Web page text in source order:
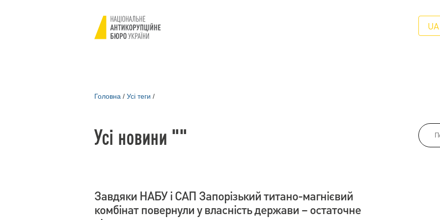
UA
Головна / Усі теги /
Усі новини ""
Завдяки НАБУ і САП Запорізький титано-магнієвий
комбінат повернули у власність держави – остаточне